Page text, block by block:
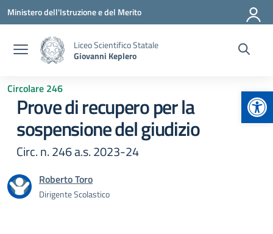
Vai ai contenuti
Vai al menu di navigazione
Vai al footer
Ministero dell'Istruzione e del Merito
Liceo Scientifico Statale
Giovanni Keplero
Circolare 246
Prove di recupero per la
sospensione del giudizio
Circ. n. 246 a.s. 2023-24
Roberto Toro
Dirigente Scolastico